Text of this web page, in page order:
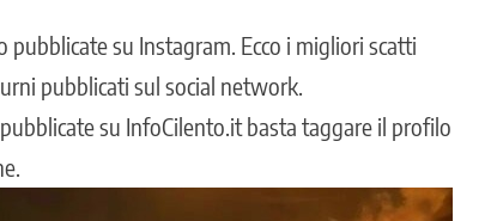
su Instagram. Ecco i migliori scatti
pubblicati sul social network.
su InfoCilento.it basta taggare il profilo